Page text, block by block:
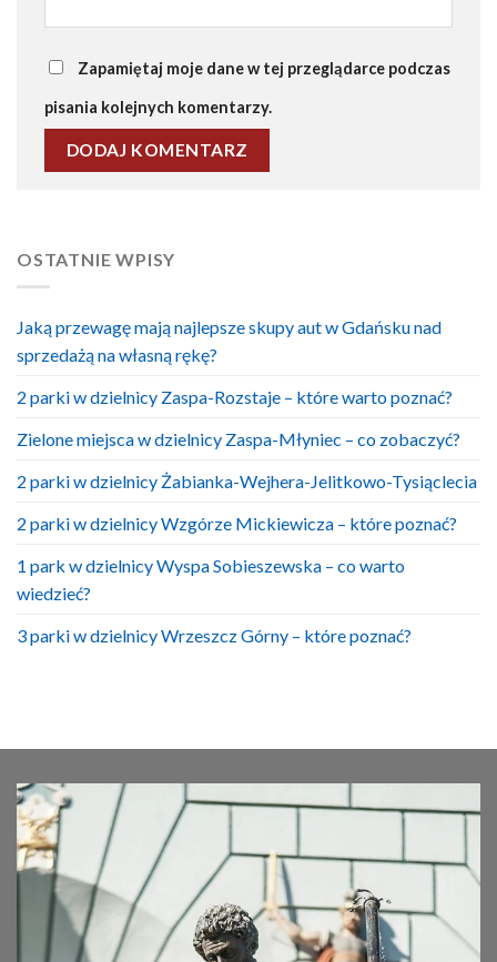
Zapamiętaj moje dane w tej przeglądarce podczas
pisania kolejnych komentarzy.
OSTATNIE WPISY
Jaką przewagę mają najlepsze skupy aut w Gdańsku nad
sprzedażą na własną rękę?
2 parki w dzielnicy Zaspa-Rozstaje – które warto poznać?
Zielone miejsca w dzielnicy Zaspa-Młyniec – co zobaczyć?
2 parki w dzielnicy Żabianka-Wejhera-Jelitkowo-Tysiąclecia
2 parki w dzielnicy Wzgórze Mickiewicza – które poznać?
1 park w dzielnicy Wyspa Sobieszewska – co warto
wiedzieć?
3 parki w dzielnicy Wrzeszcz Górny – które poznać?